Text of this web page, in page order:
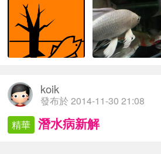
koik
發布於 2014-11-30 21:08
精華 潛水病新解